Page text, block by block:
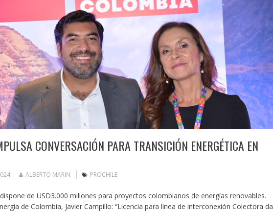
CONVERSACIÓN PARA TRANSICIÓN ENERGÉTICA EN
ALBERTO MARIN PROCHILE
de USD3.000 millones para proyectos colombianos de energías renovables.
de Colombia, Javier Campillo: “Licencia para línea de interconexión Colectora da